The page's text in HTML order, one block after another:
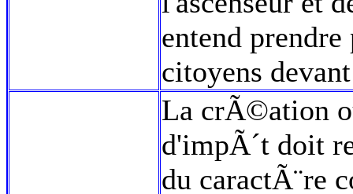
entend
citoyens
La crÃ©ation
d'impÃ´t doit
du caractÃ¨re